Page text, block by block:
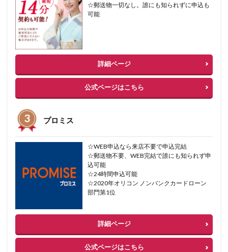
☆郵送物一切なし。誰にも知られずに申込も
可能
詳細ページ
公式ページはこちら
プロミス
☆WEB申込なら来店不要で申込完結
☆郵送物不要、WEB完結で誰にも知られず申
込可能
☆24時間申込可能
☆2020年オリコン ノンバンクカードローン
部門第1位
詳細ページ
公式ページはこちら